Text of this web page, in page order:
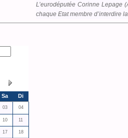
L’eurodéputée Corinne
chaque Etat membre d’interdire
Sa Di
03 04
10 11
17 18